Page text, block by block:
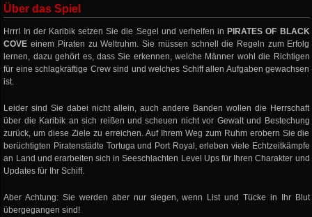
Über das Spiel
Hrrr! In der Karibik setzen Sie die Segel und verhelfen in PIRATES OF BLACK
COVE einem Piraten zu Weltruhm. Sie müssen schnell die Regeln zum Erfolg
lernen, dazu gehört es, dass Sie erkennen, welche Männer wohl die Richtigen
für eine schlagkräftige Crew sind und welches Schiff allen Aufgaben gewachsen
ist.
Leider sind Sie dabei nicht allein, auch andere Banden wollen die Herrschaft
über die Karibik an sich reißen und scheuen nicht vor Gewalt und Bestechung
zurück, um diese Ziele zu erreichen. Auf Ihrem Weg zum Ruhm erobern Sie die
berüchtigten Piratenstädte Tortuga und Port Royal, erleben viele Echtzeitkämpfe
an Land und erarbeiten sich in Seeschlachten Level Ups für Ihren Charakter und
Updates für Ihr Schiff.
Aber Achtung: Sie werden aber nur siegen, wenn List und Tücke in Ihr Blut
übergegangen sind!